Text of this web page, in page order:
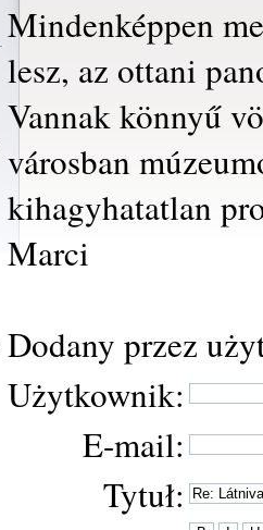
Mindenképpen
lesz, az ottani
Vannak könnyű
városban
kihagyhatatlan
Marci
Dodany przez
Użytkownik:
E-mail:
Tytuł: